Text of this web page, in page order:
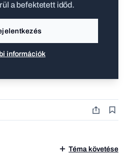
a befektetett időd.
információk
Téma követése